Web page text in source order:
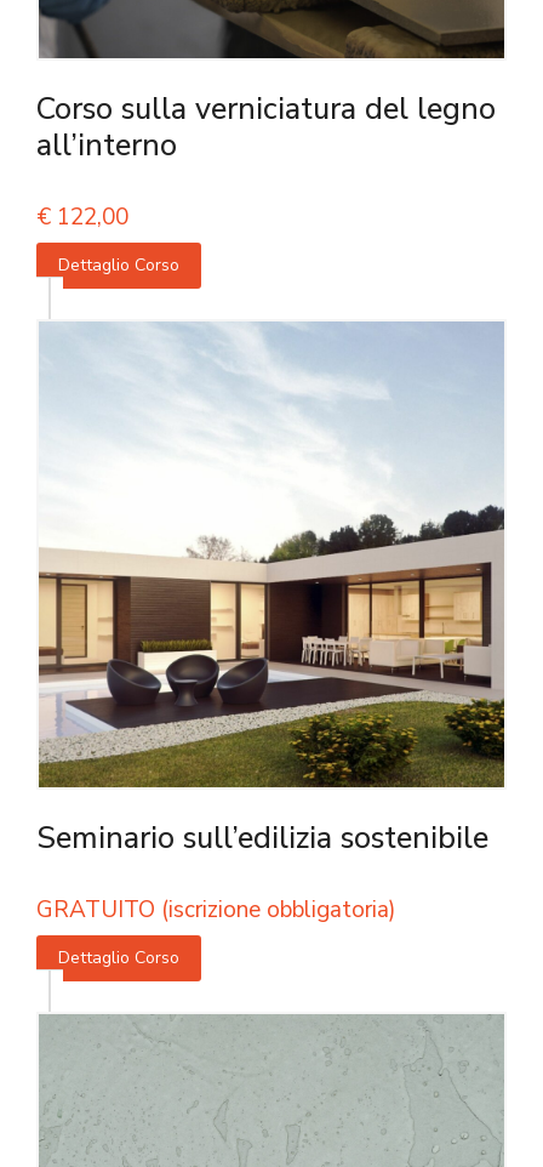
Corso sulla verniciatura del legno
all’interno
€ 122,00
Dettaglio Corso
Seminario sull’edilizia sostenibile
GRATUITO (iscrizione obbligatoria)
Dettaglio Corso